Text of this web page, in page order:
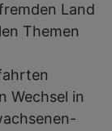
Land
Themen
Wechsel in